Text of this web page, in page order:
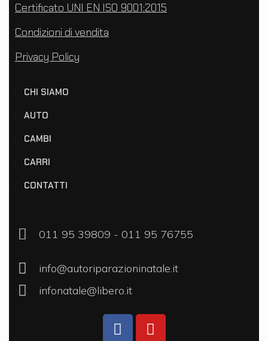
Certificato UNI EN ISO 9001:2015
Condizioni di vendita
Privacy Policy
CHI SIAMO
AUTO
CAMBI
CARRI
CONTATTI
011 95 39809 - 011 95 76755
info@autoriparazioninatale.it
infonatale@libero.it